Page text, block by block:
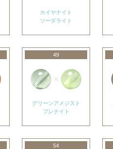
カイヤナイト
ソーダライト
49
グリーンアメジスト
プレナイト
54